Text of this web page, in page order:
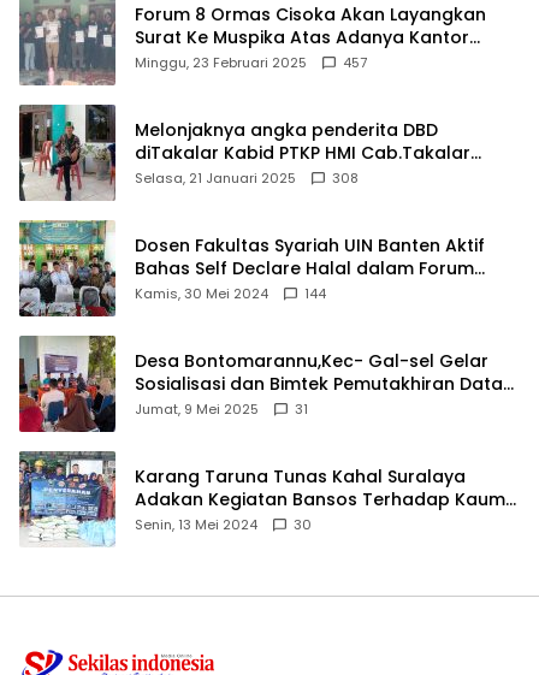
Forum 8 Ormas Cisoka Akan Layangkan
Surat Ke Muspika Atas Adanya Kantor
Matel di Cisoka
Minggu, 23 Februari 2025 457
Melonjaknya angka penderita DBD
diTakalar Kabid PTKP HMI Cab.Takalar
angkat bicara
Selasa, 21 Januari 2025 308
Dosen Fakultas Syariah UIN Banten Aktif
Bahas Self Declare Halal dalam Forum
Ijtima Ulama MUI
Kamis, 30 Mei 2024 144
Desa Bontomarannu,Kec- Gal-sel Gelar
Sosialisasi dan Bimtek Pemutakhiran Data
ID
Jumat, 9 Mei 2025 31
Karang Taruna Tunas Kahal Suralaya
Adakan Kegiatan Bansos Terhadap Kaum
Dhuafa dan Anak Yatim-Piatu
Senin, 13 Mei 2024 30